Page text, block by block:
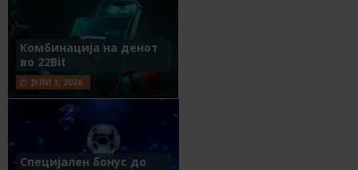
Комбинација на денот
во 22Bit
ЈУЛИ 1, 2026
Специјален бонус до